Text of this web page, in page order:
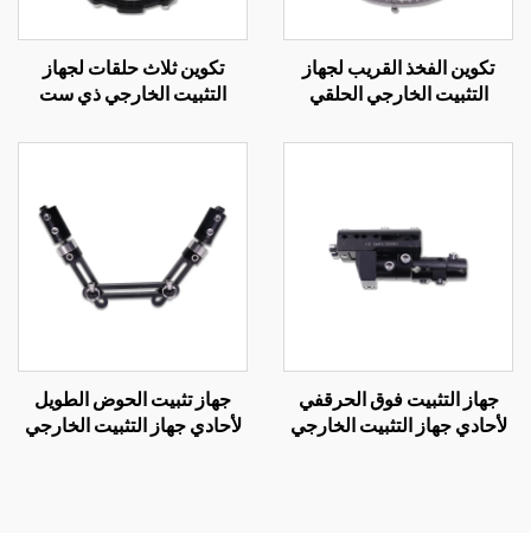
تكوين الفخذ القريب لجهاز
التثبيت الخارجي الحلقي
تكوين ثلاث حلقات لجهاز
التثبيت الخارجي ذي ست
جهاز التثبيت فوق الحرقفي
لأحادي جهاز التثبيت الخارجي
جهاز تثبيت الحوض الطويل
لأحادي جهاز التثبيت الخارجي